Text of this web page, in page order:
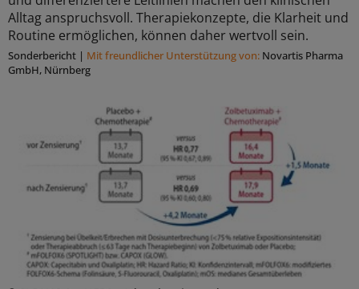
Alltag anspruchsvoll. Therapiekonzepte, die Klarheit und
Routine ermöglichen, können daher wertvoll sein.
Sonderbericht | Mit freundlicher Unterstützung von: Novartis Pharma
GmbH, Nürnberg